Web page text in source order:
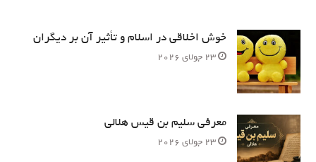
خوش اخلاقی در اسلام و تأثیر آن بر دیگران
23 جولای 2026
معرفی سلیم بن قیس هلالی
23 جولای 2026